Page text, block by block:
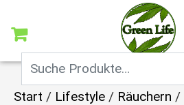
Start / Lifestyle / Räuchern /